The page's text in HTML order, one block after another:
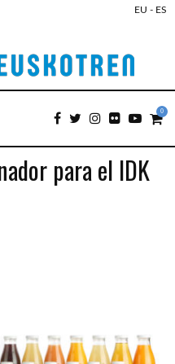
EU - ES
0
para el IDK